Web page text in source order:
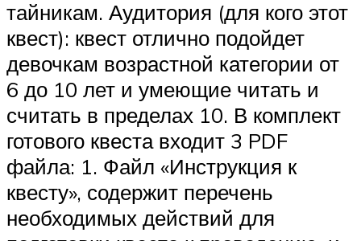
тайникам. Аудитория (для кого этот
квест): квест отлично подойдет
девочкам возрастной категории от
6 до 10 лет и умеющие читать и
считать в пределах 10. В комплект
готового квеста входит 3 PDF
файла: 1. Файл «Инструкция к
квесту», содержит перечень
необходимых действий для